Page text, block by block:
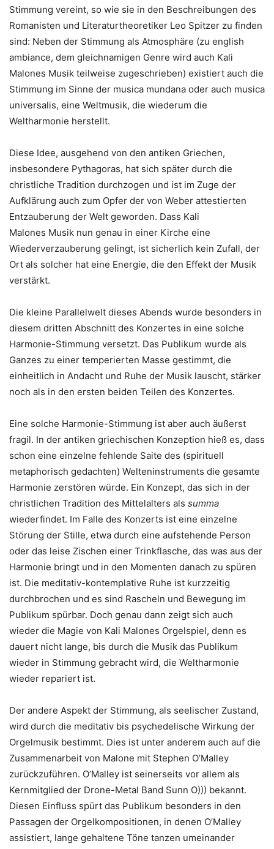
Stimmung vereint, so wie sie in den Beschreibungen des
Romanisten und Literaturtheoretiker Leo Spitzer zu finden
sind: Neben der Stimmung als Atmosphäre (zu english
ambiance, dem gleichnamigen Genre wird auch Kali
Malones Musik teilweise zugeschrieben) existiert auch die
Stimmung im Sinne der musica mundana oder auch musica
universalis, eine Weltmusik, die wiederum die
Weltharmonie herstellt.
Diese Idee, ausgehend von den antiken Griechen,
insbesondere Pythagoras, hat sich später durch die
christliche Tradition durchzogen und ist im Zuge der
Aufklärung auch zum Opfer der von Weber attestierten
Entzauberung der Welt geworden. Dass Kali
Malones Musik nun genau in einer Kirche eine
Wiederverzauberung gelingt, ist sicherlich kein Zufall, der
Ort als solcher hat eine Energie, die den Effekt der Musik
verstärkt.
Die kleine Parallelwelt dieses Abends wurde besonders in
diesem dritten Abschnitt des Konzertes in eine solche
Harmonie-Stimmung versetzt. Das Publikum wurde als
Ganzes zu einer temperierten Masse gestimmt, die
einheitlich in Andacht und Ruhe der Musik lauscht, stärker
noch als in den ersten beiden Teilen des Konzertes.
Eine solche Harmonie-Stimmung ist aber auch äußerst
fragil. In der antiken griechischen Konzeption hieß es, dass
schon eine einzelne fehlende Saite des (spirituell
metaphorisch gedachten) Welteninstruments die gesamte
Harmonie zerstören würde. Ein Konzept, das sich in der
christlichen Tradition des Mittelalters als summa
wiederfindet. Im Falle des Konzerts ist eine einzelne
Störung der Stille, etwa durch eine aufstehende Person
oder das leise Zischen einer Trinkflasche, das was aus der
Harmonie bringt und in den Momenten danach zu spüren
ist. Die meditativ-kontemplative Ruhe ist kurzzeitig
durchbrochen und es sind Rascheln und Bewegung im
Publikum spürbar. Doch genau dann zeigt sich auch
wieder die Magie von Kali Malones Orgelspiel, denn es
dauert nicht lange, bis durch die Musik das Publikum
wieder in Stimmung gebracht wird, die Weltharmonie
wieder repariert ist.
Der andere Aspekt der Stimmung, als seelischer Zustand,
wird durch die meditativ bis psychedelische Wirkung der
Orgelmusik bestimmt. Dies ist unter anderem auch auf die
Zusammenarbeit von Malone mit Stephen O’Malley
zurückzuführen. O’Malley ist seinerseits vor allem als
Kernmitglied der Drone-Metal Band Sunn O))) bekannt.
Diesen Einfluss spürt das Publikum besonders in den
Passagen der Orgelkompositionen, in denen O’Malley
assistiert, lange gehaltene Töne tanzen umeinander